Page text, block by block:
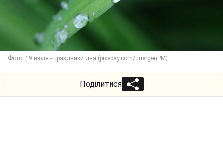
Фото: 19 июля - праздники дня (pixabay.com/JuergenPM)
Поділитися